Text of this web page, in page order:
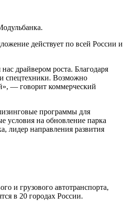
действует по всей России и
драйвером роста. Благодаря
спецтехники. Возможно
— говорит коммерческий
программы для
условия на обновление парка
лидер направления развития
и грузового автотранспорта,
в 20 городах России.